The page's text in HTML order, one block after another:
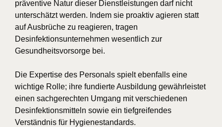
präventive Natur dieser Dienstleistungen darf nicht
unterschätzt werden. Indem sie proaktiv agieren statt
auf Ausbrüche zu reagieren, tragen
Desinfektionsunternehmen wesentlich zur
Gesundheitsvorsorge bei.
Die Expertise des Personals spielt ebenfalls eine
wichtige Rolle; ihre fundierte Ausbildung gewährleistet
einen sachgerechten Umgang mit verschiedenen
Desinfektionsmitteln sowie ein tiefgreifendes
Verständnis für Hygienestandards.